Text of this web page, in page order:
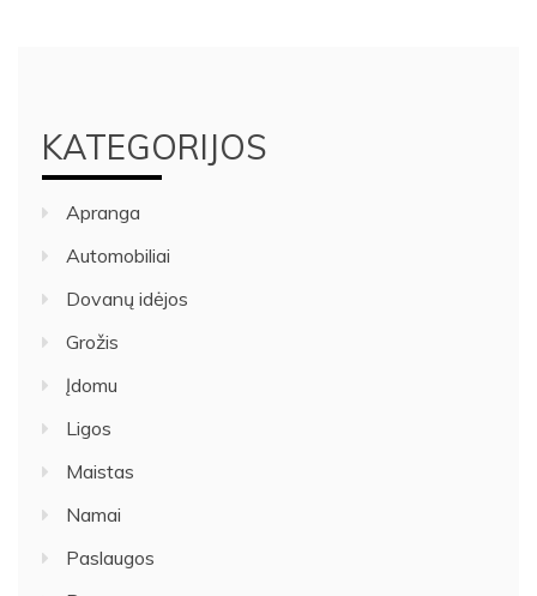
KATEGORIJOS
Apranga
Automobiliai
Dovanų idėjos
Grožis
Įdomu
Ligos
Maistas
Namai
Paslaugos